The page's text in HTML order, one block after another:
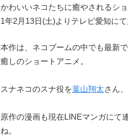
かわいいネコたちに癒やされるシ
1年2月13日(土)よりテレビ愛知に
本作は、ネコブームの中でも最新
癒しのショートアニメ。
スナネコのスナ役を葉山翔太さん
原作の漫画も現在LINEマンガにて
ね。